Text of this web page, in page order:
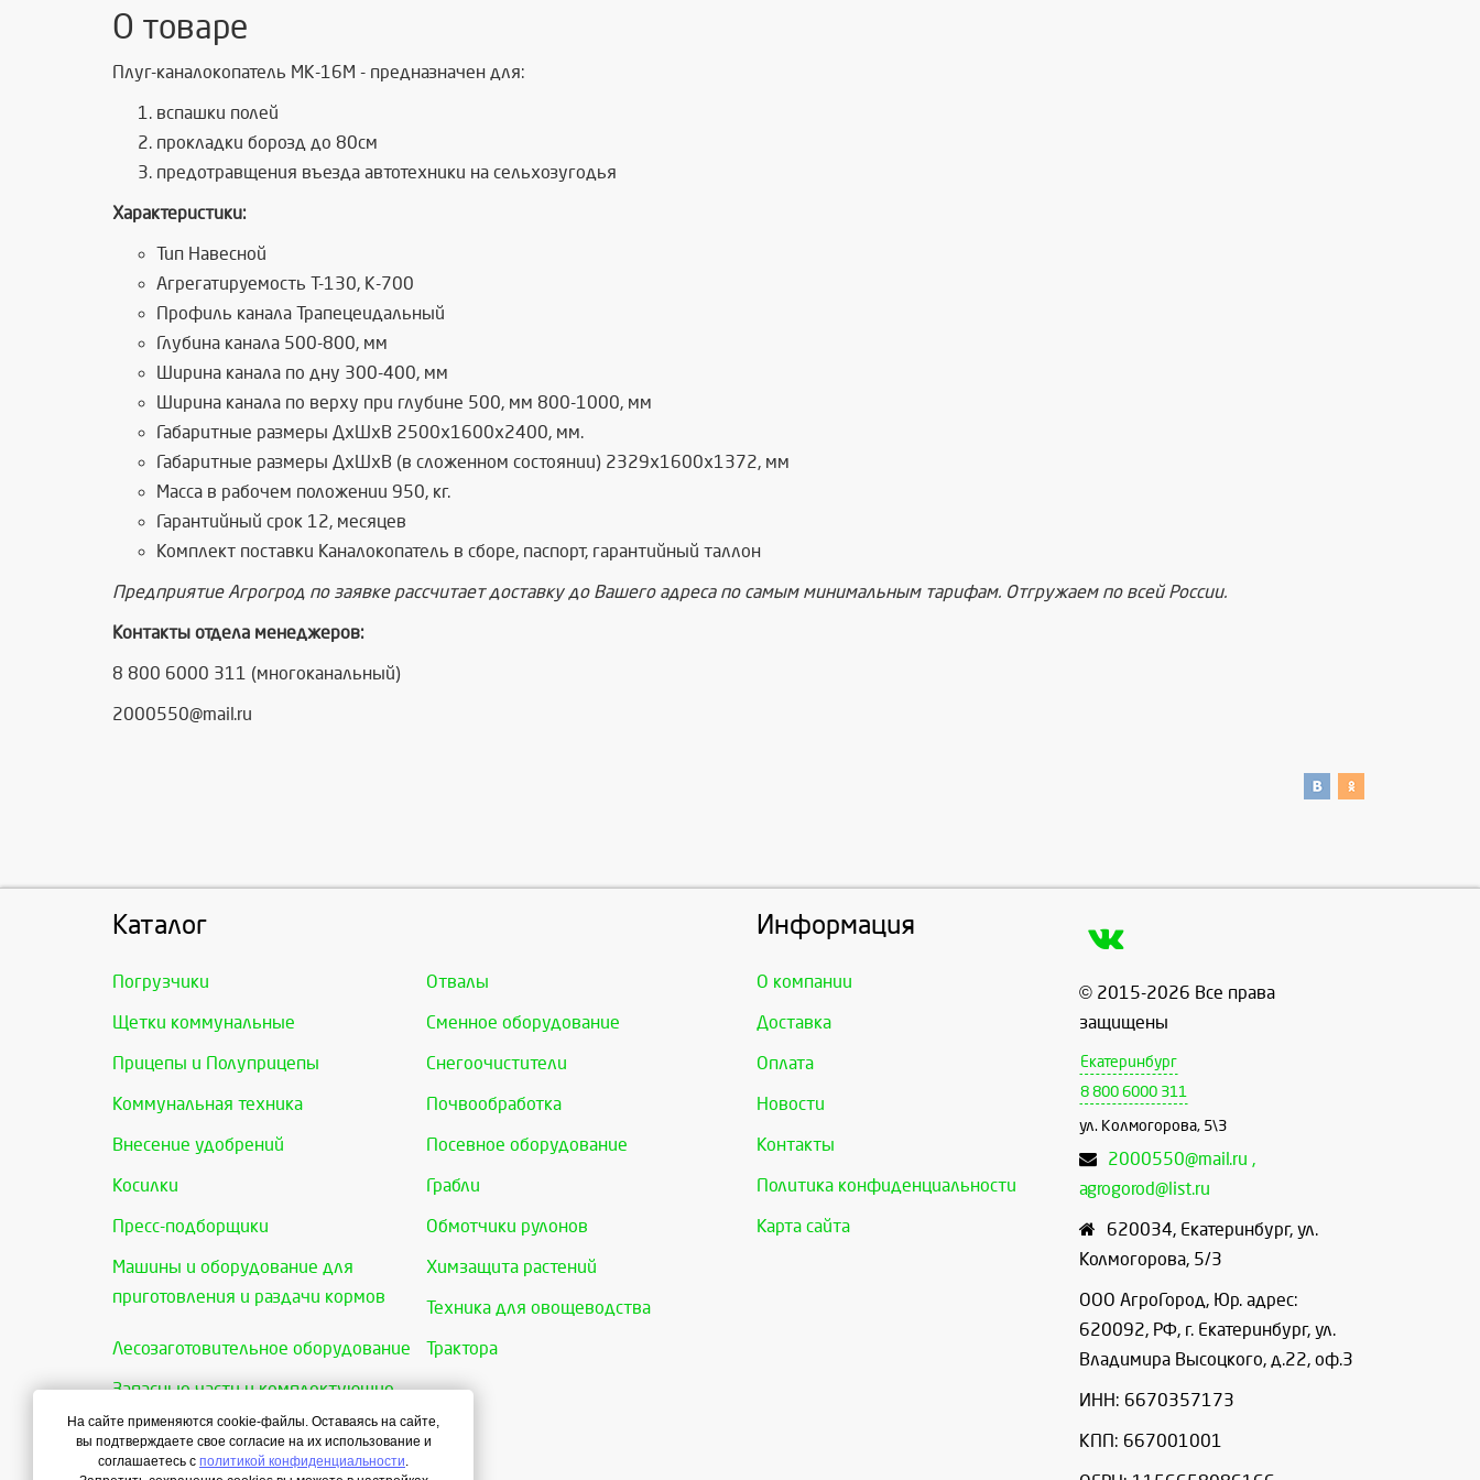
О товаре
Плуг-каналокопатель МК-16М - предназначен для:
вспашки полей
прокладки борозд до 80см
предотравщения въезда автотехники на сельхозугодья
Характеристики:
Тип Навесной
Агрегатируемость Т-130, К-700
Профиль канала Трапецеидальный
Глубина канала 500-800, мм
Ширина канала по дну 300-400, мм
Ширина канала по верху при глубине 500, мм 800-1000, мм
Габаритные размеры ДхШхВ 2500х1600х2400, мм.
Габаритные размеры ДхШхВ (в сложенном состоянии) 2329х1600х1372, мм
Масса в рабочем положении 950, кг.
Гарантийный срок 12, месяцев
Комплект поставки Каналокопатель в сборе, паспорт, гарантийный таллон
Предприятие Агрогрод по заявке рассчитает доставку до Вашего адреса по самым минимальным тарифам. Отгружаем по всей России.
Контакты отдела менеджеров:
8 800 6000 311 (многоканальный)
2000550@mail.ru
Каталог
Погрузчики Отвалы
Щетки коммунальные Сменное оборудование
Прицепы и Полуприцепы Снегоочистители
Коммунальная техника Почвообработка
Внесение удобрений Посевное оборудование
Косилки Грабли
Пресс-подборщики Обмотчики рулонов
Машины и оборудование для
приготовления и раздачи кормов
Химзащита растений
Техника для овощеводства
Лесозаготовительное оборудование Трактора
Запасные части и комплектующие
Информация
О компании
Доставка
Оплата
Новости
Контакты
Политика конфиденциальности
Карта сайта
© 2015-2026 Все права
защищены
Екатеринбург
8 800 6000 311
ул. Колмогорова, 5\3
2000550@mail.ru ,
agrogorod@list.ru
620034, Екатеринбург, ул.
Колмогорова, 5/3
ООО АгроГород, Юр. адрес:
620092, РФ, г. Екатеринбург, ул.
Владимира Высоцкого, д.22, оф.3
ИНН: 6670357173
КПП: 667001001
На сайте применяются cookie-файлы. Оставаясь на сайте,
вы подтверждаете свое согласие на их использование и
соглашаетесь с политикой конфиденциальности.